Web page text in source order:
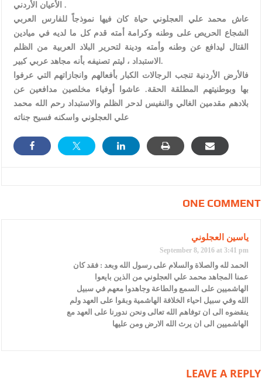
الأعيان الأردني .
عاش محمد علي العجلوني حياة كان فيها نموذجاً للفارس العربي
الشجاع الحريص على وطنه وكرامة أمته قدم كل ما لديه في ميادين
القتال ليدافع عن وطنه وأمته ودينة لتحرير البلاد العربية من الظلم
الاستبداد ، ليتم تصنيفه بأنه مجاهد عربي كبير.
فالأرض الأردنية تنجب الرجالات الكبار بأفعالهم وانجازاتهم التي عرفوا
بها وبوطنيتهم المطلقة الحقة. عاشوا أوفياء مخلصين مدافعين عن
بلادهم مقدمين الغالي والنفيس لدحر الظلم والاستبداد رحم الله محمد
علي العجلوني واسكنه فسيح جناته
ONE COMMENT
ياسين العجلوني
September 8, 2016 at 3:41 pm
الحمد لله والصلاة والسلام على رسول الله وبعد : فقد كان
عمنا المجاهد محمد علي العجلوني من الذين بايعوا
الهاشميين على السمع والطاعة وجاهدوا معهم في سبيل
الله وفي سبيل احياء الخلافة الهاشمية وبقوا على العهد ولم
ينقضوه الى ان توفاهم الله تعالى ونحن ندورنا على العهد مع
الهاشميين الى ان يرث الله الارض ومن عليها
LEAVE A REPLY